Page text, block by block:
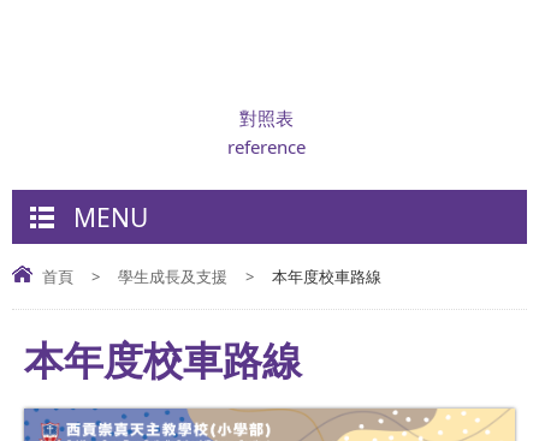
對照表
reference
MENU
首頁 > 學生成長及支援 > 本年度校車路線
本年度校車路線